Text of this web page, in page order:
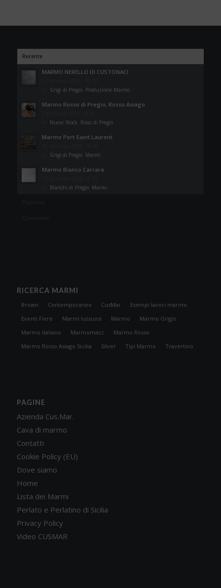
Recente
MARMO NERELLO DI CUSTONACI
Grigi di Pregio, Produzione Marmo
Marmo Rosso di Pregio, Rosso Asiago
Nuovi Stock Rossi di Pregio
Marmo Port Saint Laurent
Grigi di Pregio, Marmi
Marmo Bianco Carrara
Bianchi di Pregio, Marmi
RICERCA MARMI
Brown Contemporaneo CusMar
Esempi lavori marmo
Eventi Fiere
Marmi lussuosi Marmo
Marmo Grigio
Marmo italiano
Marmomacc
Marmo Rosso
Marmo Rosso Asiago Sicilia
Silver Tipi Marmo Travertino
PAGINE
Azienda Cus.Mar.
Cava di marmo
Contatti
Cookie Policy (EU)
Dove siamo
Home
Lista dei Marmi
Perlato e Perlatino di Sicilia
Privacy Policy
Video CUSMAR